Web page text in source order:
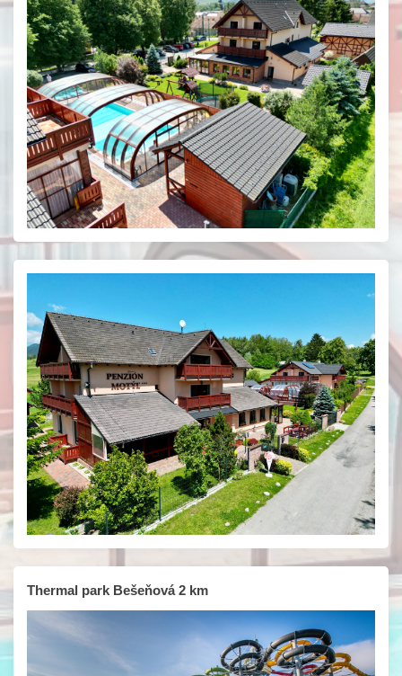
Thermal park Bešeňová 2 km